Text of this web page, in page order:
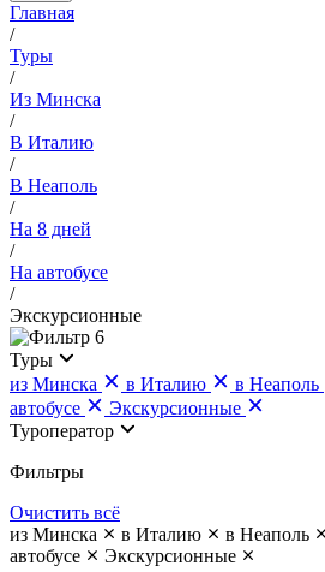
Главная
/
Туры
/
Из Минска
/
В Италию
/
В Неаполь
/
На 8 дней
/
На автобусе
/
Экскурсионные
6
Туры
из Минска
в Италию в Неаполь
автобусе
Экскурсионные
Туроператор
Фильтры
Очистить всё
из Минска
в Италию в Неаполь
автобусе
Экскурсионные